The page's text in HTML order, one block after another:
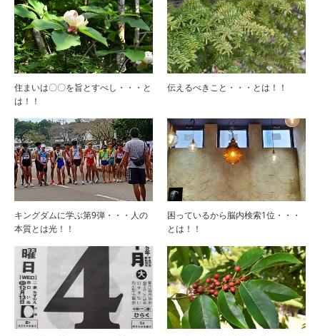
住まいは〇〇を旨とすべし・・・と
は！！
伝えるべきこと・・・とは！！
キングダムに学ぶ第9弾・・・人の
本質とは光！！
困っているから脳内検索1位・・・
とは！！